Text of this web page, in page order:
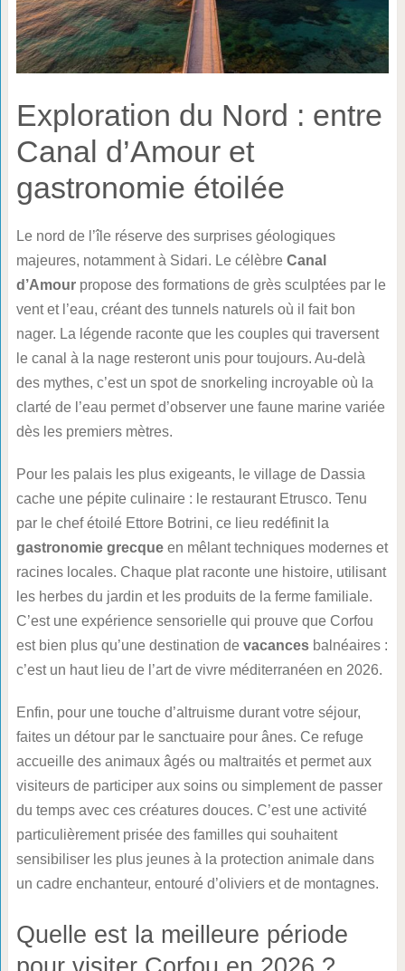
Exploration du Nord : entre
Canal d’Amour et
gastronomie étoilée
Le nord de l’île réserve des surprises géologiques
majeures, notamment à Sidari. Le célèbre Canal
d’Amourpropose des formations de grès sculptées par le
vent et l’eau, créant des tunnels naturels où il fait bon
nager. La légende raconte que les couples qui traversent
le canal à la nage resteront unis pour toujours. Au-delà
des mythes, c’est un spot de snorkeling incroyable où la
clarté de l’eau permet d’observer une faune marine variée
dès les premiers mètres.
Pour les palais les plus exigeants, le village de Dassia
cache une pépite culinaire : le restaurant Etrusco. Tenu
par le chef étoilé Ettore Botrini, ce lieu redéfinit la
gastronomie grecqueen mêlant techniques modernes et
racines locales. Chaque plat raconte une histoire, utilisant
les herbes du jardin et les produits de la ferme familiale.
C’est une expérience sensorielle qui prouve que Corfou
est bien plus qu’une destination de vacancesbalnéaires :
c’est un haut lieu de l’art de vivre méditerranéen en 2026.
Enfin, pour une touche d’altruisme durant votre séjour,
faites un détour par le sanctuaire pour ânes. Ce refuge
accueille des animaux âgés ou maltraités et permet aux
visiteurs de participer aux soins ou simplement de passer
du temps avec ces créatures douces. C’est une activité
particulièrement prisée des familles qui souhaitent
sensibiliser les plus jeunes à la protection animale dans
un cadre enchanteur, entouré d’oliviers et de montagnes.
Quelle est la meilleure période